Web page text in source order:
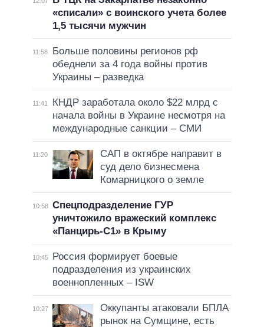
«списали» с воинского учета более
1,5 тысячи мужчин
11:58
Больше половины регионов рф
обеднели за 4 года войны против
Украины – разведка
11:41
КНДР заработала около $22 млрд с
начала войны в Украине несмотря на
международные санкции – СМИ
11:20
САП в октябре направит в
суд дело бизнесмена
Комарницкого о земле
10:58 Спецподразделение ГУР
уничтожило вражеский комплекс
«Панцирь-С1» в Крыму
10:45
Россия формирует боевые
подразделения из украинских
военнопленных – ISW
10:27
Оккупанты атаковали БПЛА
рынок на Сумщине, есть